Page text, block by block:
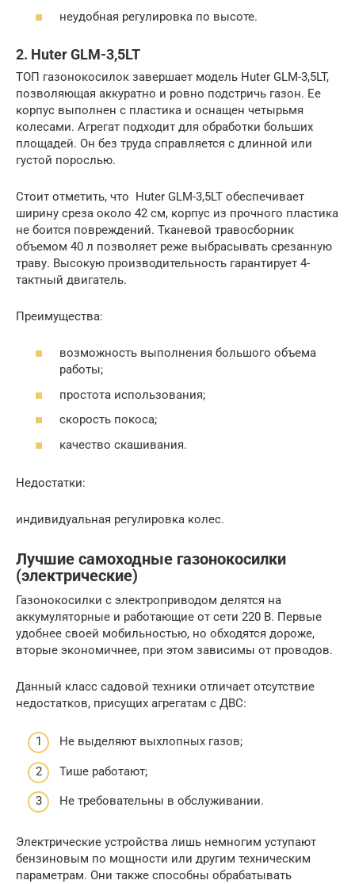
неудобная регулировка по высоте.
2. Huter GLM-3,5LT
ТОП газонокосилок завершает модель Huter GLM-3,5LT,
позволяющая аккуратно и ровно подстричь газон. Ее
корпус выполнен с пластика и оснащен четырьмя
колесами. Агрегат подходит для обработки больших
площадей. Он без труда справляется с длинной или
густой порослью.
Стоит отметить, что Huter GLM-3,5LT обеспечивает
ширину среза около 42 см, корпус из прочного пластика
не боится повреждений. Тканевой травосборник
объемом 40 л позволяет реже выбрасывать срезанную
траву. Высокую производительность гарантирует 4-
тактный двигатель.
Преимущества:
возможность выполнения большого объема
работы;
простота использования;
скорость покоса;
качество скашивания.
Недостатки:
индивидуальная регулировка колес.
Лучшие самоходные газонокосилки
(электрические)
Газонокосилки с электроприводом делятся на
аккумуляторные и работающие от сети 220 В. Первые
удобнее своей мобильностью, но обходятся дороже,
вторые экономичнее, при этом зависимы от проводов.
Данный класс садовой техники отличает отсутствие
недостатков, присущих агрегатам с ДВС:
Не выделяют выхлопных газов;
Тише работают;
Не требовательны в обслуживании.
Электрические устройства лишь немногим уступают
бензиновым по мощности или другим техническим
параметрам. Они также способны обрабатывать